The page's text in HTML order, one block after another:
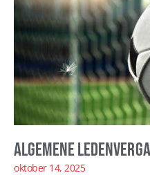
Algemene
oktober 14, 2025